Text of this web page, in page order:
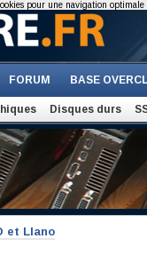
FORUM BASE
Disques durs
et Llano
pour une navigation